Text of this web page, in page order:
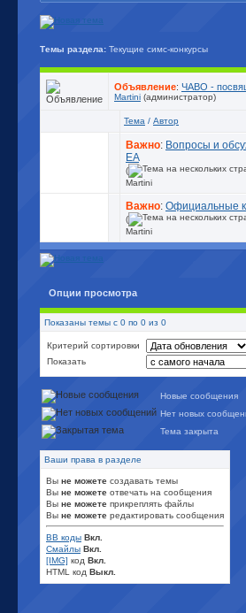
Темы раздела: Текущие симс-конкурсы
Объявление: ЧАВО -
Martini (администратор)
Тема / Автор
Важно: Вопросы и
EA
(
Martini
Важно: Официальные
(
Martini
Опции просмотра
Показаны темы с 0 по 0 из 0
Критерий сортировки
Показать
Новые сообщения
Нет новых
Тема закрыта
Ваши права в разделе
Вы не можете создавать темы
Вы не можете отвечать на сообщения
Вы не можете прикреплять файлы
Вы не можете редактировать сообщения
BB коды Вкл.
Смайлы Вкл.
[IMG] код Вкл.
HTML код Выкл.